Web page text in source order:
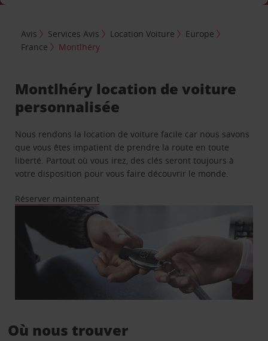
Avis Services Avis Location Voiture
Europe
France
Montlhéry
Montlhéry location de voiture
personnalisée
Nous rendons la location de voiture facile car nous savons
que vous êtes impatient de prendre la route en toute
liberté. Partout où vous irez, des clés seront toujours à
votre disposition pour vous faire découvrir le monde.
Réserver maintenant
Où nous trouver